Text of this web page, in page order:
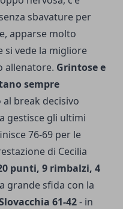
sbavature per
apparse molto
si vede la migliore
allenatore. Grintose e
sempre
al break decisivo
gestisce gli ultimi
76-69 per le
di Cecilia
punti, 9 rimbalzi, 4
grande sfida con la
61-42- in